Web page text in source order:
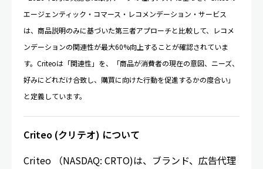
エージェンティック・コマース・レコメンデーション・サービス
は、商品説明のみに基づいた第三者アプローチと比較して、レコメ
ンデーションの関連性が最大60%向上することが確認されていま
す。Criteoは「関連性」を、「商品が消費者の現在の意図、ニーズ、
好みにどれだけ合致し、購買に向けた行動を促進するかの度合い」
と定義しています。
Criteo (クリテオ) について
Criteo （NASDAQ: CRTO)は、ブランド、広告代理